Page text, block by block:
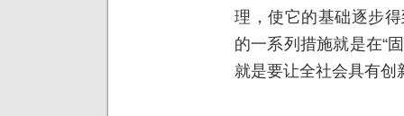
理，使它的基础逐步
的一系列措施就是在“
就是要让全社会具有创